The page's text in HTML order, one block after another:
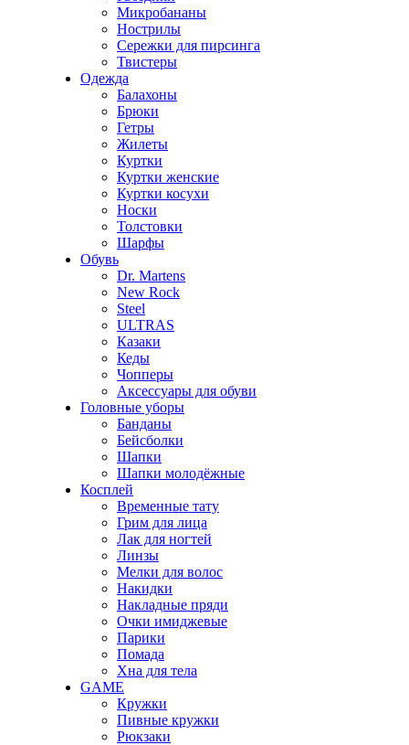
Микробананы
Нострилы
Сережки для пирсинга
Твистеры
Одежда
Балахоны
Брюки
Гетры
Жилеты
Куртки
Куртки женские
Куртки косухи
Носки
Толстовки
Шарфы
Обувь
Dr. Martens
New Rock
Steel
ULTRAS
Казаки
Кеды
Чопперы
Аксессуары для обуви
Головные уборы
Банданы
Бейсболки
Шапки
Шапки молодёжные
Косплей
Временные тату
Грим для лица
Лак для ногтей
Линзы
Мелки для волос
Накидки
Накладные пряди
Очки имиджевые
Парики
Помада
Хна для тела
GAME
Кружки
Пивные кружки
Рюкзаки